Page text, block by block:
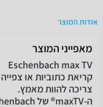
אודות המוצר
מאפייני המוצר
Eschenbach max TV
קריאת כתוביות או
צריכה להוות מאמץ.